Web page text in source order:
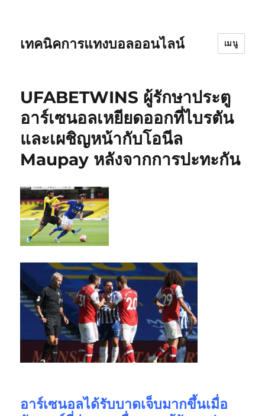
เทคนิคการแทงบอลออนไลน์ เมนู
UFABETWINS ผู้รักษาประตู
อาร์เซนอลเหยียดออกที่ไบรตัน
และเผชิญหน้ากับโอนีล
Maupay หลังจากการปะทะกัน
อาร์เซนอลได้รับบาดเจ็บมากขึ้นเมื่อ